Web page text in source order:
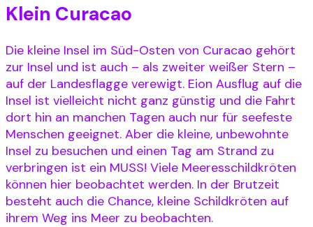
Klein Curacao
Die kleine Insel im Süd-Osten von Curacao gehört
zur Insel und ist auch – als zweiter weißer Stern –
auf der Landesflagge verewigt. Eion Ausflug auf die
Insel ist vielleicht nicht ganz günstig und die Fahrt
dort hin an manchen Tagen auch nur für seefeste
Menschen geeignet. Aber die kleine, unbewohnte
Insel zu besuchen und einen Tag am Strand zu
verbringen ist ein MUSS! Viele Meeresschildkröten
können hier beobachtet werden. In der Brutzeit
besteht auch die Chance, kleine Schildkröten auf
ihrem Weg ins Meer zu beobachten.